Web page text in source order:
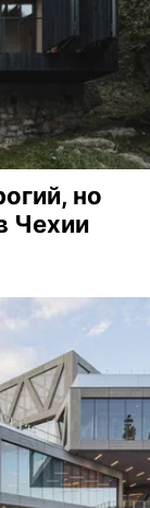
но
Чехии